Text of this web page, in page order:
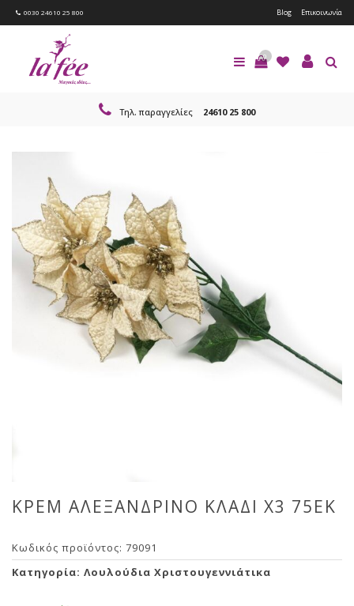
0030 24610 25 800 Blog Επικοινωνία
0
Τηλ. παραγγελίες 24610 25 800
ΚΡΕΜ ΑΛΕΞΑΝΔΡΙΝΟ ΚΛΑΔΙ Χ3 75ΕΚ
Κωδικός προϊόντος: 79091
Κατηγορία: Λουλούδια Χριστουγεννιάτικα